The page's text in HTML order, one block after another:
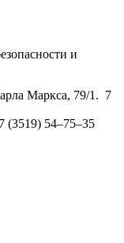
и
Маркса, 79/1. 7
(3519) 54‒75‒35